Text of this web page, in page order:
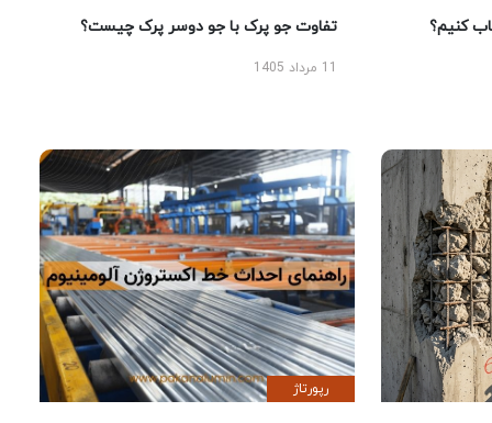
کنیم؟ تفاوت جو پرک با جو دوسر پرک چیست؟
رپورتاژ